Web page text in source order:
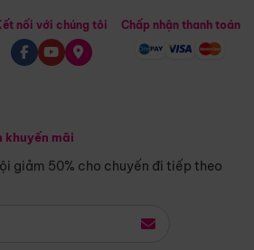
khuyến mãi
giảm 50% cho chuyến đi tiếp theo
nối với chúng tôi Chấp nhận thanh toán